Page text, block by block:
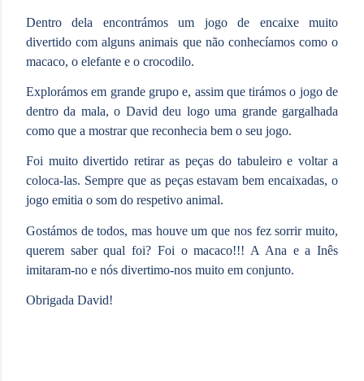
Dentro dela encontrámos um jogo de encaixe muito
divertido com alguns animais que não conhecíamos como o
macaco, o elefante e o crocodilo.
Explorámos em grande grupo e, assim que tirámos o jogo de
dentro da mala, o David deu logo uma grande gargalhada
como que a mostrar que reconhecia bem o seu jogo.
Foi muito divertido retirar as peças do tabuleiro e voltar a
coloca-las. Sempre que as peças estavam bem encaixadas, o
jogo emitia o som do respetivo animal.
Gostámos de todos, mas houve um que nos fez sorrir muito,
querem saber qual foi? Foi o macaco!!! A Ana e a Inês
imitaram-no e nós divertimo-nos muito em conjunto.
Obrigada David!